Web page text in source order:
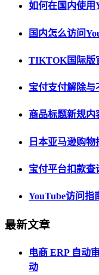
如何在国内使用
国内怎么访问
TIKTOK国际版
宝付支付解除与
商品标题新规内
日本亚马逊购
宝付平台扣款查
YouTube访问指
最新文章
电商 ERP 自动
动